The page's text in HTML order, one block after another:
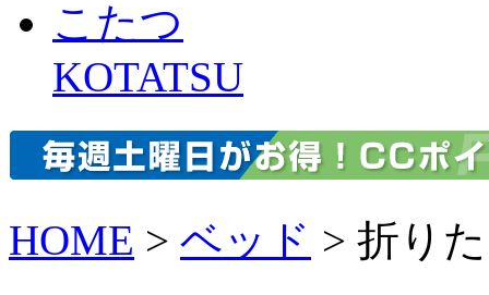
こたつ
KOTATSU
HOME > ベッド > 折り